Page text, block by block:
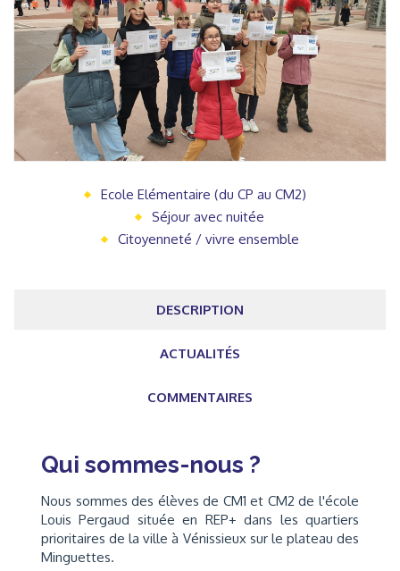
Ecole Elémentaire (du CP au CM2)
Séjour avec nuitée
Citoyenneté / vivre ensemble
DESCRIPTION
ACTUALITÉS
COMMENTAIRES
Qui sommes-nous ?
Nous sommes des élèves de CM1 et CM2 de l'école
Louis Pergaud située en REP+ dans les quartiers
prioritaires de la ville à Vénissieux sur le plateau des
Minguettes.